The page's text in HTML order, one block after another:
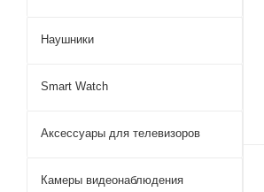
Наушники
Smart Watch
Аксессуары для телевизоров
Камеры видеонаблюдения